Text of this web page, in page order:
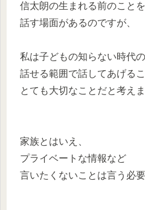
信太朗の生まれる前のことを
話す場面があるのですが、
私は子どもの知らない時代
話せる範囲で話してあげる
とても大切なことだと考えま
家族とはいえ、
プライベートな情報など
言いたくないことは言う必